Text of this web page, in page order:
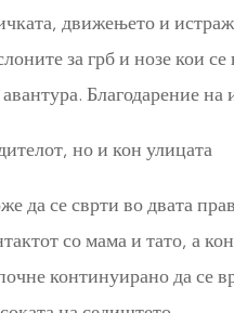
движењето и
за грб и нозе кои
Благодарение
но и кон улицата
да се сврти во двата
со мама и тато, а
континуирано да се